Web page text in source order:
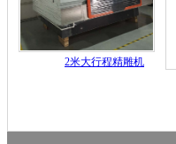
2米大行程精雕机